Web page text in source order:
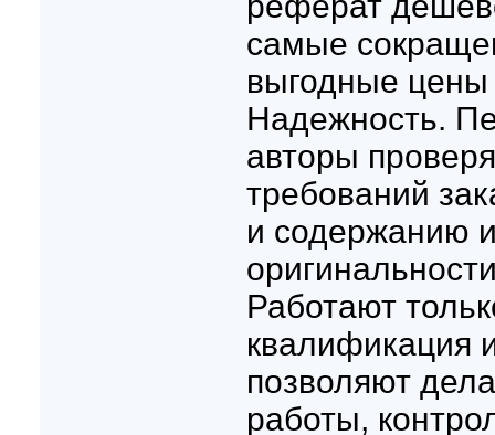
самые
выгодные цены
Надежность.
авторы
требований
и содержанию
Работают
квалификация
позволяют
работы,